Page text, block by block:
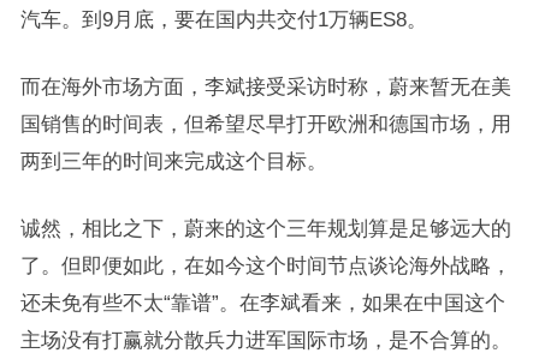
汽车。到9月底，要在国内共交付1万辆ES8。
而在海外市场方面，李斌接受采访时称，蔚来暂无在美
国销售的时间表，但希望尽早打开欧洲和德国市场，用
两到三年的时间来完成这个目标。
诚然，相比之下，蔚来的这个三年规划算是足够远大的
了。但即便如此，在如今这个时间节点谈论海外战略，
还未免有些不太“靠谱”。在李斌看来，如果在中国这个
主场没有打赢就分散兵力进军国际市场，是不合算的。